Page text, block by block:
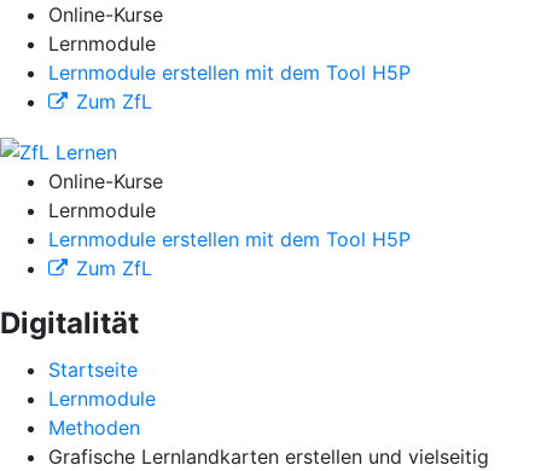
Online-Kurse
Lernmodule
Lernmodule erstellen mit dem Tool H5P
Zum ZfL
Online-Kurse
Lernmodule
Lernmodule erstellen mit dem Tool H5P
Zum ZfL
Digitalität
Startseite
Lernmodule
Methoden
Grafische Lernlandkarten erstellen und vielseitig